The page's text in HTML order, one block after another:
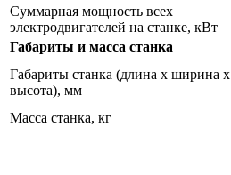
Суммарная мощность всех
электродвигателей на станке, кВт
Габариты и масса станка
Габариты станка (длина х ширина х
высота), мм
Масса станка, кг